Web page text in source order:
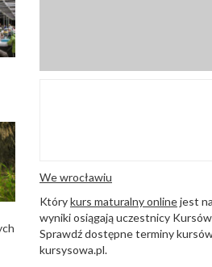
We wrocławiu
Którykurs maturalny onlinejest
wyniki osiągają uczestnicy
Sprawdź dostępne terminy
kursysowa.pl.